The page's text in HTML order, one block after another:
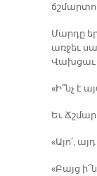
­Մար­դը
առ­ջեւ
Վախ­ցաւ
«Ի՞նչ է
Եւ
«Ա­յո՛,
«Բայց